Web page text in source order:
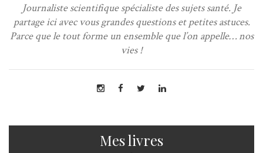
Journaliste scientifique spécialiste des sujets santé. Je
partage ici avec vous grandes questions et petites astuces.
Parce que le tout forme un ensemble que l’on appelle… nos
vies !
Mes livres